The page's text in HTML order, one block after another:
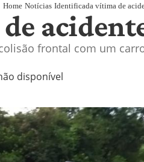
Home Notícias Identificada vítima de
frontal com um
disponível